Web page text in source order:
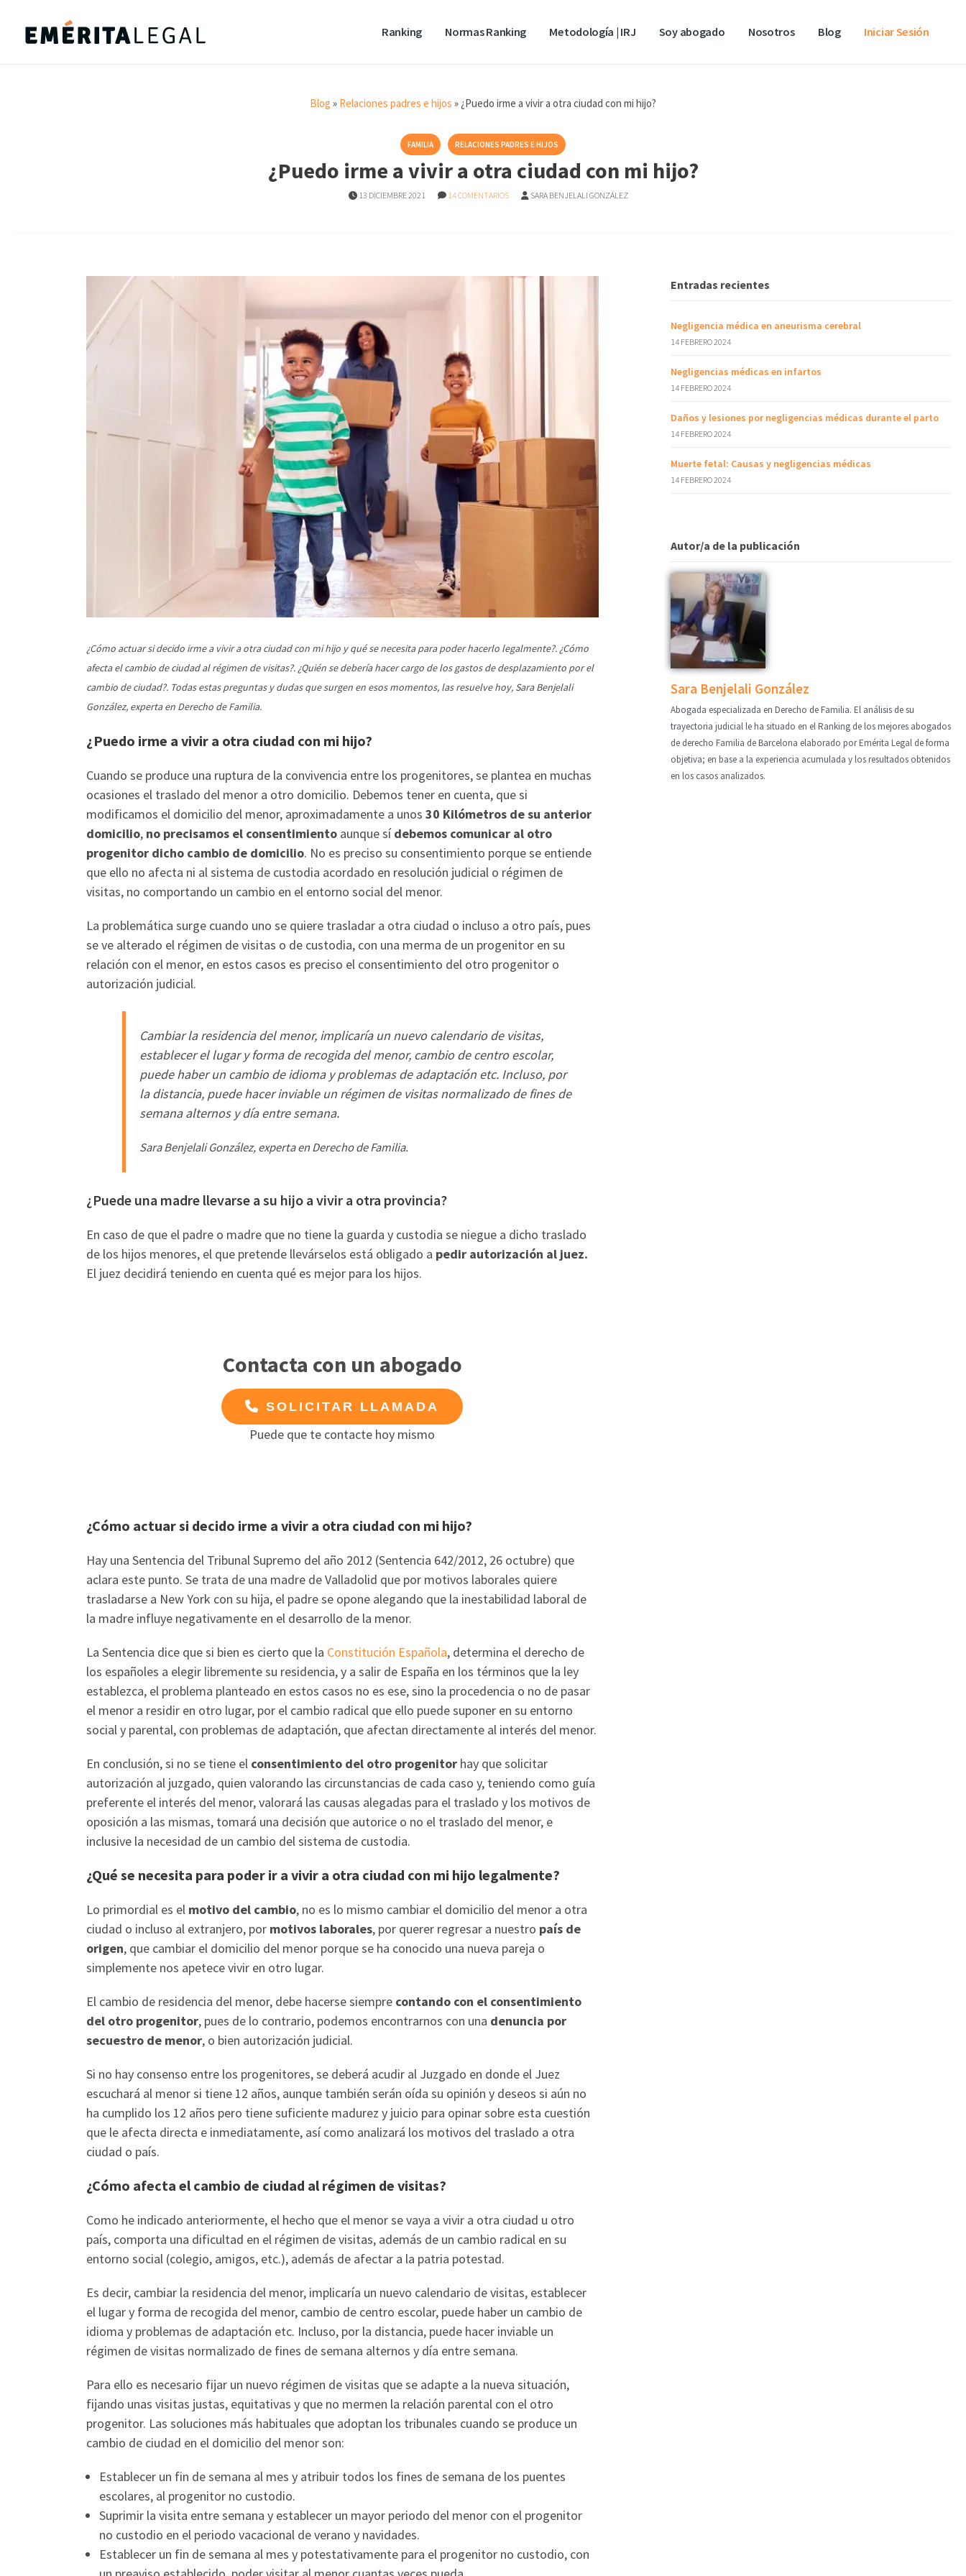
Ranking Normas Ranking Metodología | IRJ Soy abogado Nosotros Blog Iniciar Sesión
Blog » Relaciones padres e hijos » ¿Puedo irme a vivir a otra ciudad con mi hijo?
FAMILIA RELACIONES PADRES E HIJOS
¿Puedo irme a vivir a otra ciudad con mi hijo?
13 DICIEMBRE 2021 14 COMENTARIOS SARA BENJELALI GONZÁLEZ
¿Cómo actuar si decido irme a vivir a otra ciudad con mi hijo y qué se necesita para poder hacerlo legalmente?. ¿Cómo
afecta el cambio de ciudad al régimen de visitas?. ¿Quién se debería hacer cargo de los gastos de desplazamiento por el
cambio de ciudad?. Todas estas preguntas y dudas que surgen en esos momentos, las resuelve hoy, Sara Benjelali
González, experta en Derecho de Familia.
¿Puedo irme a vivir a otra ciudad con mi hijo?
Cuando se produce una ruptura de la convivencia entre los progenitores, se plantea en muchas
ocasiones el traslado del menor a otro domicilio. Debemos tener en cuenta, que si
modificamos el domicilio del menor, aproximadamente a unos30 Kilómetros de su anterior
domicilio, no precisamos el consentimiento aunque sídebemos comunicar al otro
progenitor dicho cambio de domicilio. No es preciso su consentimiento porque se entiende
que ello no afecta ni al sistema de custodia acordado en resolución judicial o régimen de
visitas, no comportando un cambio en el entorno social del menor.
La problemática surge cuando uno se quiere trasladar a otra ciudad o incluso a otro país, pues
se ve alterado el régimen de visitas o de custodia, con una merma de un progenitor en su
relación con el menor, en estos casos es preciso el consentimiento del otro progenitor o
autorización judicial.
Cambiar la residencia del menor, implicaría un nuevo calendario de visitas,
establecer el lugar y forma de recogida del menor, cambio de centro escolar,
puede haber un cambio de idioma y problemas de adaptación etc. Incluso, por
la distancia, puede hacer inviable un régimen de visitas normalizado de fines de
semana alternos y día entre semana.
Sara Benjelali González, experta en Derecho de Familia.
¿Puede una madre llevarse a su hijo a vivir a otra provincia?
En caso de que el padre o madre que no tiene la guarda y custodia se niegue a dicho traslado
de los hijos menores, el que pretende llevárselos está obligado a pedir autorización al juez.
El juez decidirá teniendo en cuenta qué es mejor para los hijos.
Contacta con un abogado
SOLICITAR LLAMADA
Puede que te contacte hoy mismo
¿Cómo actuar si decido irme a vivir a otra ciudad con mi hijo?
Hay una Sentencia del Tribunal Supremo del año 2012 (Sentencia 642/2012, 26 octubre) que
aclara este punto. Se trata de una madre de Valladolid que por motivos laborales quiere
trasladarse a New York con su hija, el padre se opone alegando que la inestabilidad laboral de
la madre influye negativamente en el desarrollo de la menor.
La Sentencia dice que si bien es cierto que la Constitución Española, determina el derecho de
los españoles a elegir libremente su residencia, y a salir de España en los términos que la ley
establezca, el problema planteado en estos casos no es ese, sino la procedencia o no de pasar
el menor a residir en otro lugar, por el cambio radical que ello puede suponer en su entorno
social y parental, con problemas de adaptación, que afectan directamente al interés del menor.
En conclusión, si no se tiene el consentimiento del otro progenitor hay que solicitar
autorización al juzgado, quien valorando las circunstancias de cada caso y, teniendo como guía
preferente el interés del menor, valorará las causas alegadas para el traslado y los motivos de
oposición a las mismas, tomará una decisión que autorice o no el traslado del menor, e
inclusive la necesidad de un cambio del sistema de custodia.
¿Qué se necesita para poder ir a vivir a otra ciudad con mi hijo legalmente?
Lo primordial es el motivo del cambio, no es lo mismo cambiar el domicilio del menor a otra
ciudad o incluso al extranjero, por motivos laborales, por querer regresar a nuestro país de
origen, que cambiar el domicilio del menor porque se ha conocido una nueva pareja o
simplemente nos apetece vivir en otro lugar.
El cambio de residencia del menor, debe hacerse siempre contando con el consentimiento
del otro progenitor, pues de lo contrario, podemos encontrarnos con una denuncia por
secuestro de menor, o bien autorización judicial.
Si no hay consenso entre los progenitores, se deberá acudir al Juzgado en donde el Juez
escuchará al menor si tiene 12 años, aunque también serán oída su opinión y deseos si aún no
ha cumplido los 12 años pero tiene suficiente madurez y juicio para opinar sobre esta cuestión
que le afecta directa e inmediatamente, así como analizará los motivos del traslado a otra
ciudad o país.
¿Cómo afecta el cambio de ciudad al régimen de visitas?
Como he indicado anteriormente, el hecho que el menor se vaya a vivir a otra ciudad u otro
país, comporta una dificultad en el régimen de visitas, además de un cambio radical en su
entorno social (colegio, amigos, etc.), además de afectar a la patria potestad.
Es decir, cambiar la residencia del menor, implicaría un nuevo calendario de visitas, establecer
el lugar y forma de recogida del menor, cambio de centro escolar, puede haber un cambio de
idioma y problemas de adaptación etc. Incluso, por la distancia, puede hacer inviable un
régimen de visitas normalizado de fines de semana alternos y día entre semana.
Para ello es necesario fijar un nuevo régimen de visitas que se adapte a la nueva situación,
fijando unas visitas justas, equitativas y que no mermen la relación parental con el otro
progenitor. Las soluciones más habituales que adoptan los tribunales cuando se produce un
cambio de ciudad en el domicilio del menor son:
Establecer un fin de semana al mes y atribuir todos los fines de semana de los puentes
escolares, al progenitor no custodio.
Suprimir la visita entre semana y establecer un mayor periodo del menor con el progenitor
no custodio en el periodo vacacional de verano y navidades.
Establecer un fin de semana al mes y potestativamente para el progenitor no custodio, con
Entradas recientes
Negligencia médica en aneurisma cerebral
14 FEBRERO 2024
Negligencias médicas en infartos
14 FEBRERO 2024
Daños y lesiones por negligencias médicas durante el parto
14 FEBRERO 2024
Muerte fetal: Causas y negligencias médicas
14 FEBRERO 2024
Autor/a de la publicación
Sara Benjelali González
Abogada especializada en Derecho de Familia. El análisis de su
trayectoria judicial le ha situado en el Ranking de los mejores abogados
de derecho Familia de Barcelona elaborado por Emérita Legal de forma
objetiva; en base a la experiencia acumulada y los resultados obtenidos
en los casos analizados.